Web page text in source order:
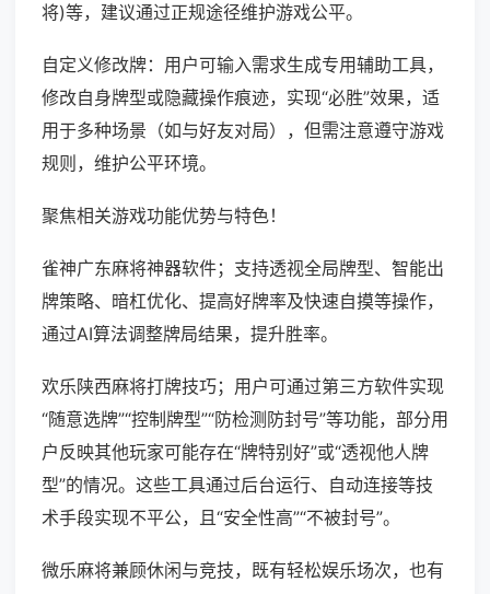
将)等，建议通过正规途径维护游戏公平。
自定义修改牌：用户可输入需求生成专用辅助工具，
修改自身牌型或隐藏操作痕迹，实现“必胜”效果，适
用于多种场景（如与好友对局），但需注意遵守游戏
规则，维护公平环境。
聚焦相关游戏功能优势与特色！
雀神广东麻将神器软件；支持透视全局牌型、智能出
牌策略、暗杠优化、提高好牌率及快速自摸等操作，
通过AI算法调整牌局结果，提升胜率。
欢乐陕西麻将打牌技巧；用户可通过第三方软件实现
“随意选牌”“控制牌型”“防检测防封号”等功能，部分用
户反映其他玩家可能存在“牌特别好”或“透视他人牌
型”的情况。这些工具通过后台运行、自动连接等技
术手段实现不平公，且“安全性高”“不被封号”。
微乐麻将兼顾休闲与竞技，既有轻松娱乐场次，也有